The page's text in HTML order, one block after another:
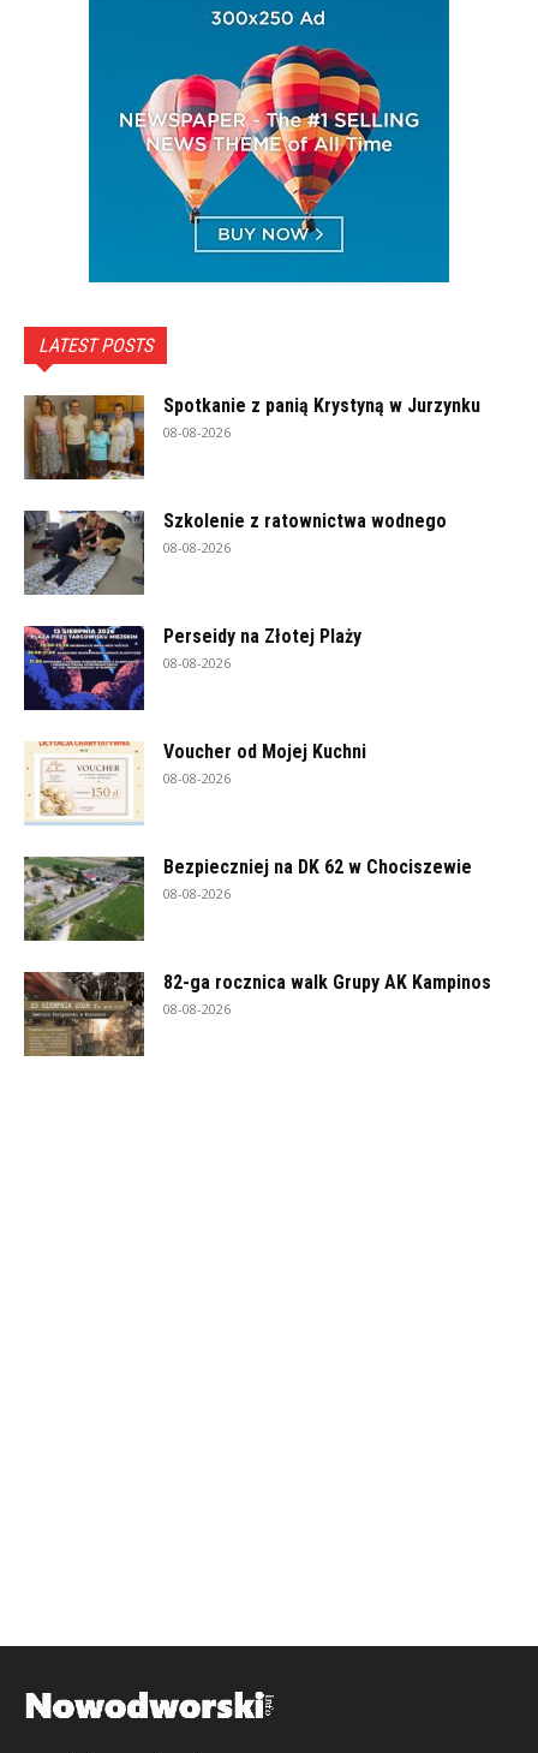
LATEST POSTS
Spotkanie z panią Krystyną w Jurzynku
08-08-2026
Szkolenie z ratownictwa wodnego
08-08-2026
Perseidy na Złotej Plaży
08-08-2026
Voucher od Mojej Kuchni
08-08-2026
Bezpieczniej na DK 62 w Chociszewie
08-08-2026
82-ga rocznica walk Grupy AK Kampinos
08-08-2026